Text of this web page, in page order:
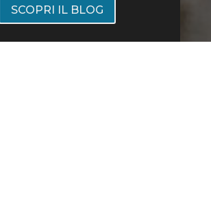
SCOPRI IL BLOG